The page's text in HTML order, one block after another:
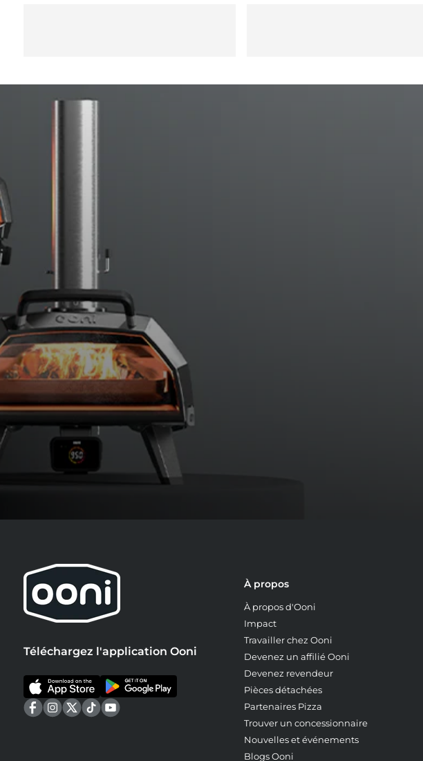
Téléchargez l'application Ooni
À propos
À propos d'Ooni
Impact
Travailler chez Ooni
Devenez un affilié Ooni
Devenez revendeur
Pièces détachées
Partenaires Pizza
Trouver un concessionnaire
Nouvelles et événements
Blogs Ooni